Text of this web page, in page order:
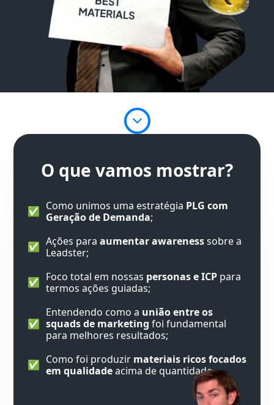
O que vamos mostrar?
✅ Como unimos uma estratégia PLG com
Geração de Demanda;
✅ Ações para aumentar awarenesssobre a
Leadster;
✅ Foco total em nossas personas eICPpara
termos ações guiadas;
✅
Entendendo como a união entre os
squads de marketing foi fundamental
para melhores resultados;
✅ Como foi produzir materiais ricos focados
em qualidadeacima de quantidade.